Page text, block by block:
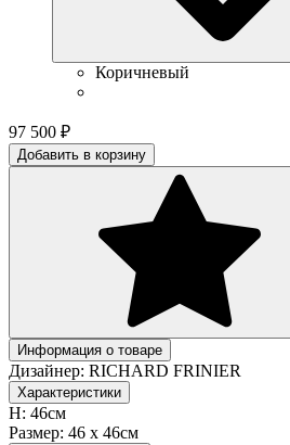
Коричневый
97 500 ₽
Добавить в корзину
Информация о товаре
Дизайнер: RICHARD FRINIER
Характеристики
H: 46см
Размер: 46 x 46см